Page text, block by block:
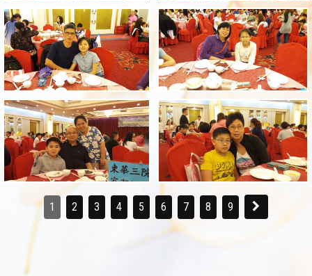
1 2 3 4 5 6 7 8 9